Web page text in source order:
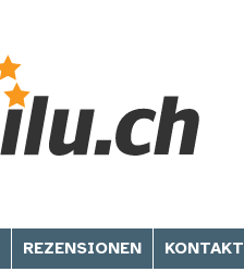
REZENSIONEN KONTAKT